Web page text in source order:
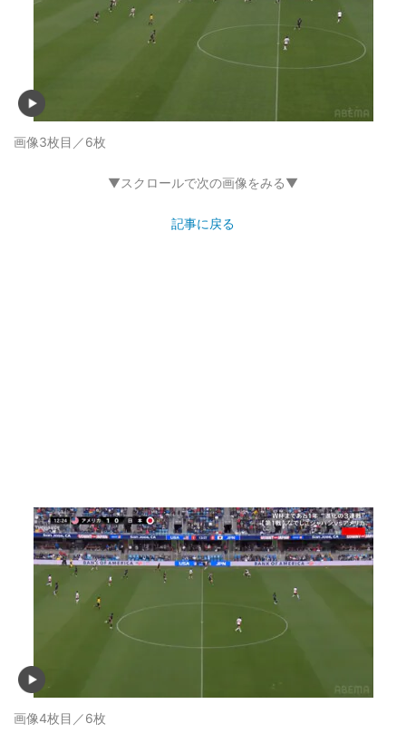
画像3枚目／6枚
▼スクロールで次の画像をみる▼
記事に戻る
画像4枚目／6枚